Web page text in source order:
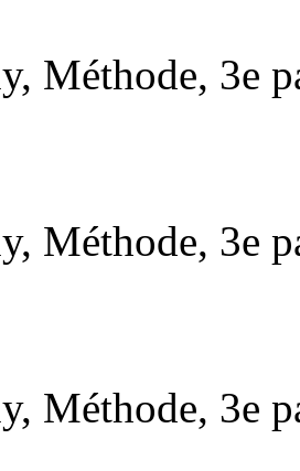
Méthode, 3e
Méthode, 3e
Méthode, 3e